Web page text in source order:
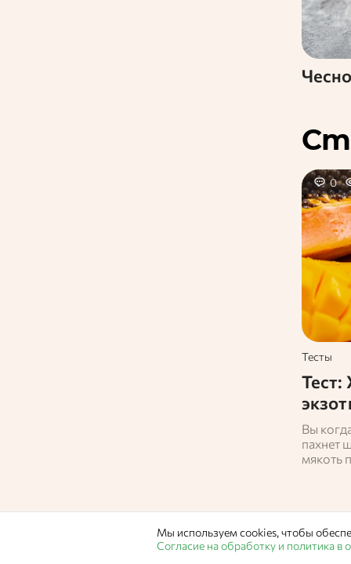
0
Тесты
Тест:
Вы
пахнет
мякоть
них
Мы используем cookies, чтобы
Согласие на обработку и политика